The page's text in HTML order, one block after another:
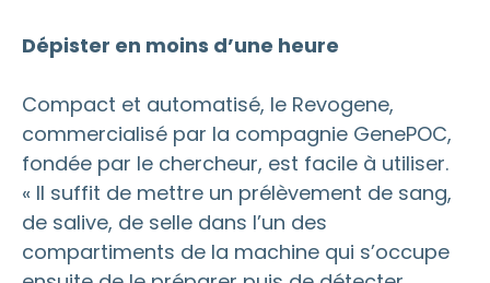
Dépister en moins d’une heure
Compact et automatisé, le Revogene,
commercialisé par la compagnie GenePOC,
fondée par le chercheur, est facile à utiliser.
« Il suffit de mettre un prélèvement de sang,
de salive, de selle dans l’un des
compartiments de la machine qui s’occupe